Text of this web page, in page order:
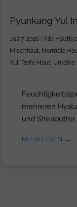
Pyunkang Yul
Juli 7, 2026 Alle
Mischhaut, Normale
Yul, Reife Haut, Unreine
mehreren
und Sheabutter.
MEHR LESEN...